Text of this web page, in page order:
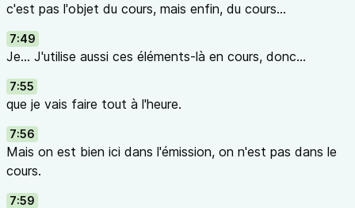
c'est pas l'objet du cours, mais enfin, du cours...
7:49
Je... J'utilise aussi ces éléments-là en cours, donc...
7:55
que je vais faire tout à l'heure.
7:56
Mais on est bien ici dans l'émission, on n'est pas dans le
cours.
7:59